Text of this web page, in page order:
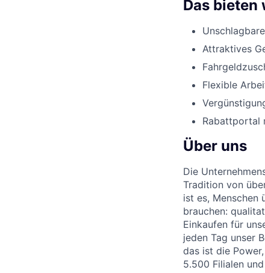
Das bieten
Attraktives
Flexible
Rabattportal
Über uns
Die
Tradition von
ist es, Menschen
brauchen:
Einkaufen für
jeden Tag unser
das ist die
5.500 Filialen